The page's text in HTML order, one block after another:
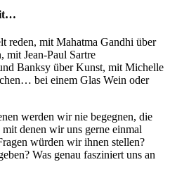
reden, mit Mahatma Gandhi über
mit Jean-Paul Sartre
Banksy über Kunst, mit Michelle
bei einem Glas Wein oder
werden wir nie begegnen, die
denen wir uns gerne einmal
würden wir ihnen stellen?
Was genau fasziniert uns an